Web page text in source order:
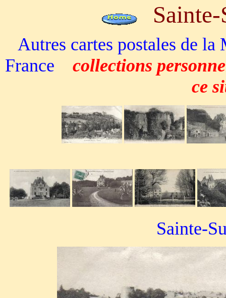
Autres cartes postales de la
France
collections
ce
Sainte-